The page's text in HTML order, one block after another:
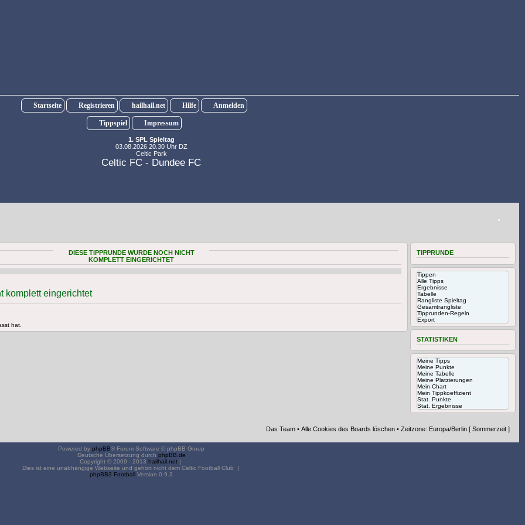
Startseite Registrieren hailhail.net Hilfe Anmelden
Tippspiel Impressum
1. SPL Spieltag
03.08.2026 20.30 Uhr DZ
Celtic Park
Celtic FC - Dundee FC
DIESE TIPPRUNDE WURDE NOCH NICHT
KOMPLETT EINGERICHTET
komplett eingerichtet
hat.
TIPPRUNDE
Tippen
Alle Tipps
Ergebnisse
Tabelle
Rangliste Spieltag
Gesamtrangliste
Tipprunden-Regeln
Export
STATISTIKEN
Meine Tipps
Meine Punkte
Meine Tabelle
Meine Platzierungen
Mein Chart
Mein Tippkoeffizient
Stat. Punkte
Stat. Ergebnisse
Das Team • Alle Cookies des Boards löschen • Zeitzone: Europa/Berlin [ Sommerzeit ]
Powered by phpBB® Forum Software © phpBB Group
Deutsche Übersetzung durch phpBB.de
Copyright © 2009 - 2013 hailhail.net |
Dies ist eine unabhängige Webseite und gehört nicht dem Celtic Football Club |
phpBB3 Football Version 0.9.3